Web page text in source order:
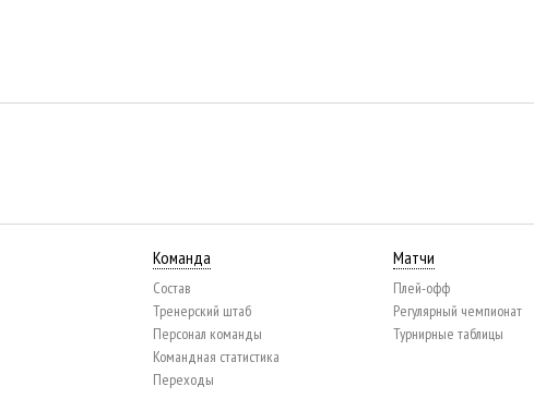
Команда
Состав
Тренерский штаб
Персонал команды
Командная статистика
Переходы
Матчи
Плей-офф
Регулярный чемпионат
Турнирные таблицы